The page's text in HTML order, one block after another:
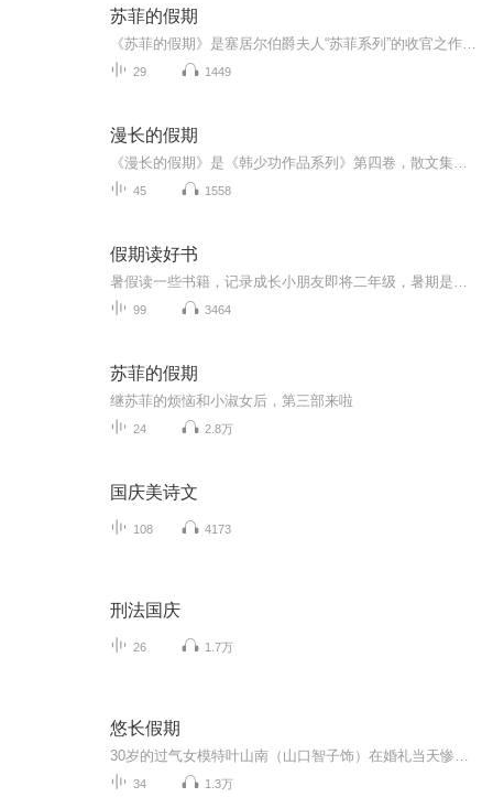
苏菲的假期
29 1449
漫长的假期
45 1558
假期读好书
99 3464
苏菲的假期
继苏菲的烦恼和小淑女后，第三部来啦
24 2.8万
国庆美诗文
108 4173
刑法国庆
26 1.7万
悠长假期
34 1.3万